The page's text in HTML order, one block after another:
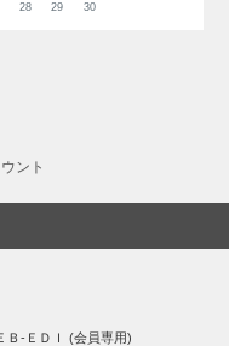
28 29 30
ント
Ｂ-ＥＤＩ (会員専用)